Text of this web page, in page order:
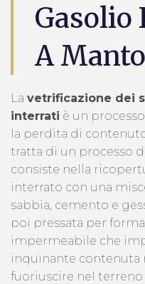
A
La vetrificazione dei
interrati è un
la perdita di
tratta di un processo
consiste nella
interrato con una
sabbia, cemento e
poi pressata per
impermeabile che
inquinante contenuta
fuoriuscire nel terreno